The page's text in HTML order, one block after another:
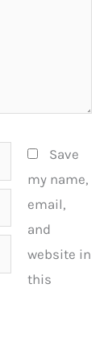
Save
my name,
email,
and
website in
this